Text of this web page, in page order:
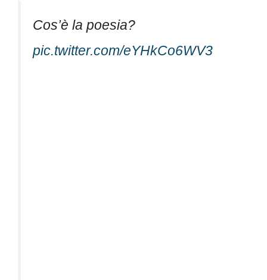
Cos’è la poesia?
pic.twitter.com/eYHkCo6WV3